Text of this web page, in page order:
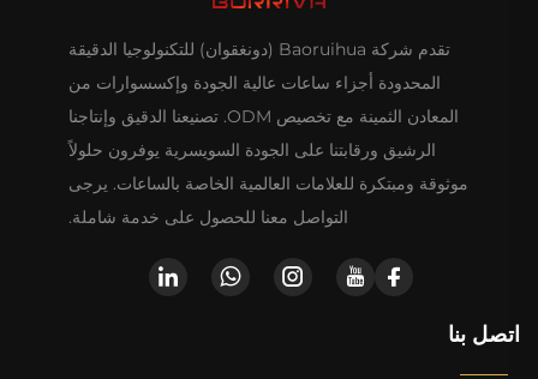
تقدم شركة Baoruihua (دونغقوان) للتكنولوجيا الدقيقة
المحدودة أجزاء ساعات عالية الجودة وإكسسوارات من
المعادن الثمينة مع تخصيص ODM. تصنيعنا الدقيق وإنتاجنا
الرشيق ورقابتنا على الجودة السويسرية يوفرون حلولاً
موثوقة ومبتكرة للعلامات العالمية الخاصة بالساعات. يرجى
التواصل معنا للحصول على خدمة شاملة.
اتصل بنا